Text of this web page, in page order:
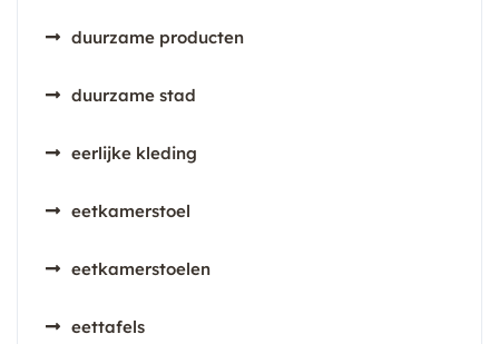
duurzame producten
duurzame stad
eerlijke kleding
eetkamerstoel
eetkamerstoelen
eettafels